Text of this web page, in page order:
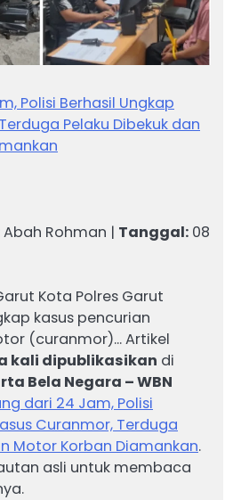
Polisi Berhasil Ungkap
Pelaku Dibekuk dan
Abah Rohman | Tanggal: 08
Kota Polres Garut
kasus pencurian
(curanmor)… Artikel
kali dipublikasikan di
Bela Negara – WBN
dari 24 Jam, Polisi
Curanmor, Terduga
Motor Korban Diamankan.
asli untuk membaca